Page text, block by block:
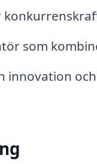
som
innovation